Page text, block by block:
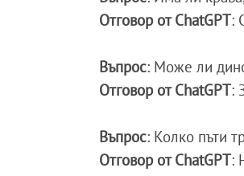
Отговор от ChatGPT:
Въпрос: Може ли
Отговор от ChatGPT:
Въпрос: Колко пъти
Отговор от ChatGPT: